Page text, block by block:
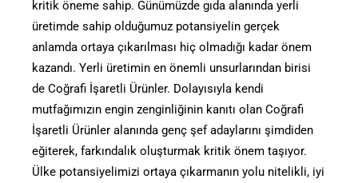
kritik öneme sahip. Günümüzde gıda alanında yerli
üretimde sahip olduğumuz potansiyelin gerçek
anlamda ortaya çıkarılması hiç olmadığı kadar önem
kazandı. Yerli üretimin en önemli unsurlarından birisi
de Coğrafi İşaretli Ürünler. Dolayısıyla kendi
mutfağımızın engin zenginliğinin kanıtı olan Coğrafi
İşaretli Ürünler alanında genç şef adaylarını şimdiden
eğiterek, farkındalık oluşturmak kritik önem taşıyor.
Ülke potansiyelimizi ortaya çıkarmanın yolu nitelikli, iyi